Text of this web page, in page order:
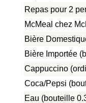
Repas pour 2
McMeal chez
Bière
Bière Importée
Cappuccino
Coca/Pepsi
Eau (bouteille